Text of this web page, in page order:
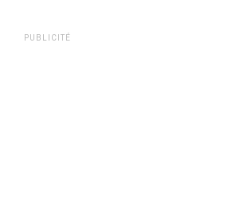
PUBLICITÉ